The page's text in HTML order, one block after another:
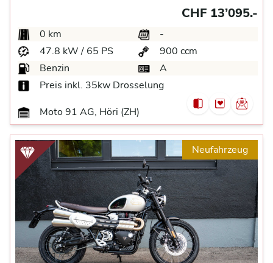
CHF 13’095.-
0 km
-
47.8 kW / 65 PS
900 ccm
Benzin
A
Preis inkl. 35kw Drosselung
Moto 91 AG, Höri (ZH)
Neufahrzeug